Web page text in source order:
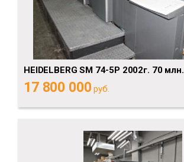
HEIDELBERG SM 74-5P 2002г. 70 млн.
17 800 000 руб.